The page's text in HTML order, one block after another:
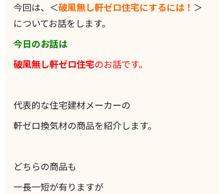
今回は、＜破風無し軒ゼロ住宅にするには！ ＞
についてお話をします。
今日のお話は
破風無し軒ゼロ住宅のお話です。
代表的な住宅建材メーカーの
軒ゼロ換気材の商品を紹介します。
どちらの商品も
一長一短が有りますが